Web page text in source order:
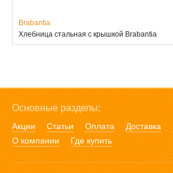
Brabantia
Хлебница стальная с крышкой Brabantia
Основные разделы:
Акции Статьи Оплата Доставка
О компании
Где купить